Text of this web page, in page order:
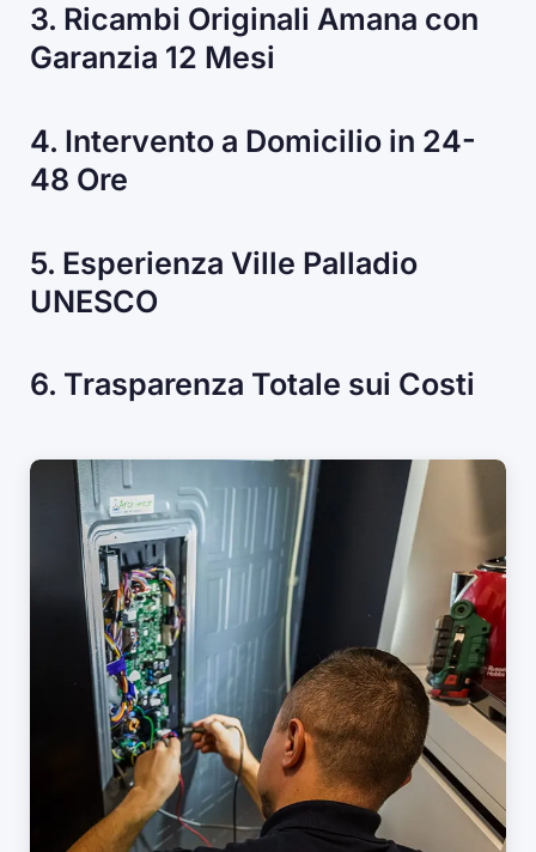
3. Ricambi Originali Amana con
Garanzia 12 Mesi
4. Intervento a Domicilio in 24-
48 Ore
5. Esperienza Ville Palladio
UNESCO
6. Trasparenza Totale sui Costi